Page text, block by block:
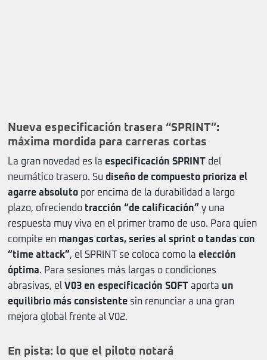
Nueva especificación trasera “SPRINT”:
máxima mordida para carreras cortas
La gran novedad es la especificación SPRINT del
neumático trasero. Su diseño de compuesto prioriza el
agarre absoluto por encima de la durabilidad a largo
plazo, ofreciendo tracción “de calificación” y una
respuesta muy viva en el primer tramo de uso. Para quien
compite en mangas cortas, series al sprint o tandas con
“time attack”, el SPRINT se coloca como la elección
óptima. Para sesiones más largas o condiciones
abrasivas, el V03 en especificación SOFT aporta un
equilibrio más consistente sin renunciar a una gran
mejora global frente al V02.
En pista: lo que el piloto notará